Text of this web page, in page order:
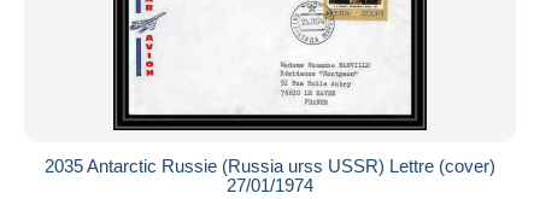
2035 Antarctic Russie (Russia urss USSR) Lettre (cover)
27/01/1974